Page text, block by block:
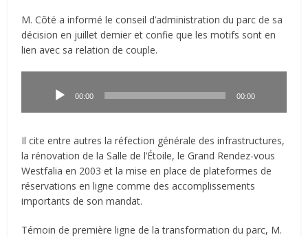
M. Côté a informé le conseil d’administration du parc de sa
décision en juillet dernier et confie que les motifs sont en
lien avec sa relation de couple.
00:00 00:00
Il cite entre autres la réfection générale des infrastructures,
la rénovation de la Salle de l’Étoile, le Grand Rendez-vous
Westfalia en 2003 et la mise en place de plateformes de
réservations en ligne comme des accomplissements
importants de son mandat.
Témoin de première ligne de la transformation du parc, M.